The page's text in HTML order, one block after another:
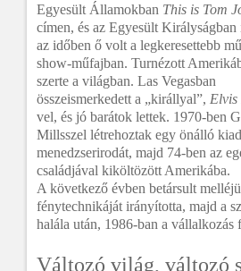
Egyesült Államokban This is Tom
címen, és az Egyesült Királyságban
az időben ő volt a legkeresettebb
show-műfajban. Turnézott
szerte a világban. Las Vegasban
összeismerkedett a „királlyal”, Elvis
vel, és jó barátok lettek. 1970-ben
Millsszel létrehoztak egy önálló
menedzserirodát, majd 74-ben az
családjával kiköltözött Amerikába.
A következő évben betársult
fénytechnikáját irányította, majd a
halála után, 1986-ban a vállalkozás
Változó világ, változó